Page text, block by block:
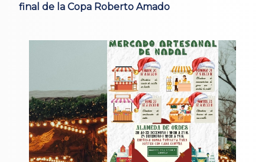
final de la Copa Roberto Amado